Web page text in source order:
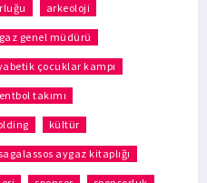
arkeoloji
genel müdürü
çocuklar kampı
takımı
kültür
aygaz kitaplığı